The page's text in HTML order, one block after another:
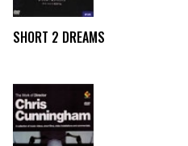
SHORT 2 DREAMS